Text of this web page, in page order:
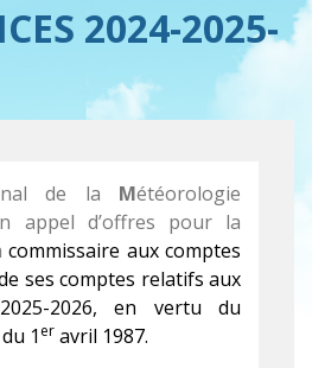
2024-2025-
de la Météorologie
appel d’offres pour la
commissaire aux comptes
ses comptes relatifs aux
2025-2026, en vertu du
1 er avril 1987.